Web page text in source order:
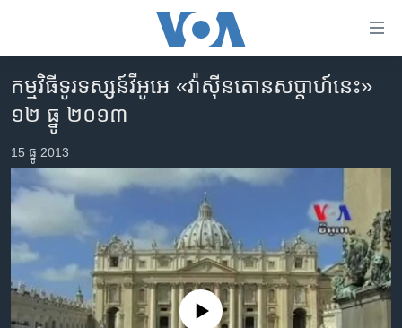
គេហទំព័រ​
ទាក់ទង
រំលង​
និង​
ចូល​
ទៅ​​
ព័ត៌មាន​​
រំលង​
និង​
កម្ពុជា
អន្តរជាតិ
អាមេរិក
ចិន
ហេឡូវីអូអេ
កម្ពុជាច្នៃប្រតិដ្ឋ
ព្រឹត្តិការណ៍ព័ត៌មាន
ទូរទស្សន៍ / វីដេអូ​
កម្មវិធី​ទូរទស្សន៍​វីអូអេ «វ៉ាស៊ីនតោន​សប្តាហ៍​នេះ»
១២ ធ្នូ ២០១៣
15 ធ្នូ 2013
No media source currently available